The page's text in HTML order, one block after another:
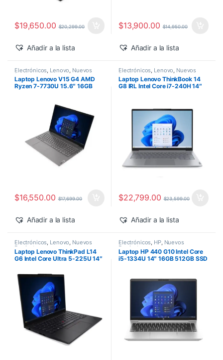
$19,650.00 $20,299.00
Añadir a la lista
$13,900.00 $14,950.00
Añadir a la lista
Electrónicos Lenovo Nuevos
Productos
Laptop Lenovo V15 G4 AMD
Ryzen 7-7730U 15.6″ 16GB
$16,550.00 $17,699.00
Añadir a la lista
Electrónicos Lenovo Nuevos
Productos
Laptop Lenovo ThinkBook 14
G8 IRL Intel Core i7-240H 14″
$22,799.00 $23,599.00
Añadir a la lista
Electrónicos, Lenovo, Nuevos
Productos
Laptop Lenovo ThinkPad L14
G6 Intel Core Ultra 5-225U 14″
Pro
Electrónicos, HP, Nuevos
Productos
Laptop HP 440 G10 Intel Core
i5-1334U 14″ 16GB 512GB SSD